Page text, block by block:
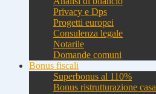
Privacy e Dps
Progetti europei
Consulenza legale
Notarile
Domande comuni
Bonus fiscali
Superbonus al 110%
Bonus ristrutturazione casa